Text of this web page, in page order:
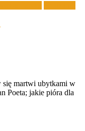
się martwi ubytkami w
Poeta; jakie pióra dla